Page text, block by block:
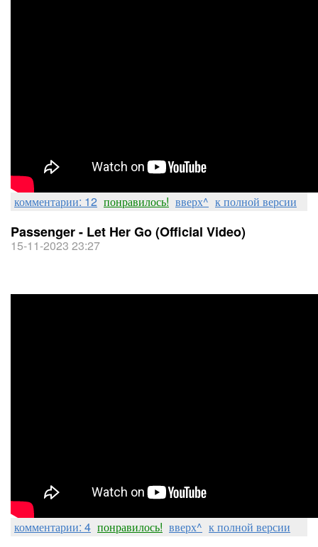
комментарии: 12 понравилось! вверх^ к полной версии
Passenger - Let Her Go (Official Video)
15-11-2023 23:27
комментарии: 4 понравилось! вверх^ к полной версии